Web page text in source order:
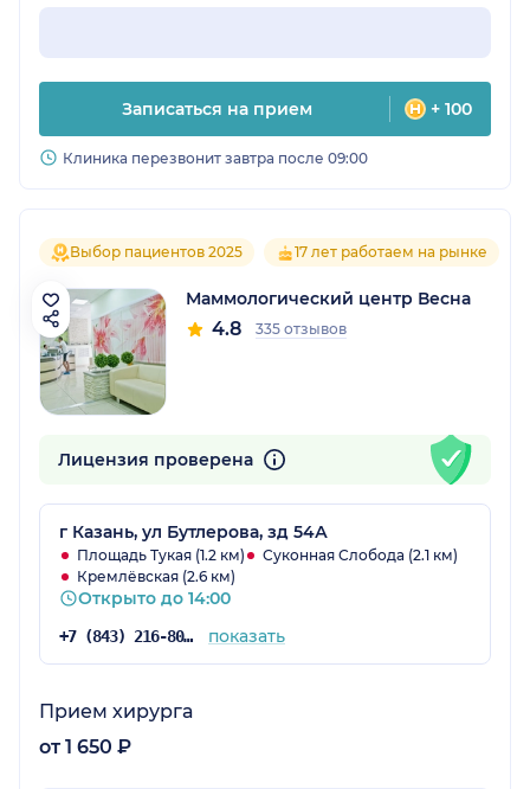
Записаться на прием + 100
Клиника перезвонит завтра после 09:00
Выбор пациентов 2025 17 лет работаем на рынке
Маммологический центр Весна
4.8 335 отзывов
Лицензия проверена
г Казань, ул Бутлерова, зд 54А
Площадь Тукая (1.2 км)
Суконная Слобода (2.1 км)
Кремлёвская (2.6 км)
Открыто до 14:00
+7 (843) 216-80-31 показать
Прием хирурга
от 1 650 ₽